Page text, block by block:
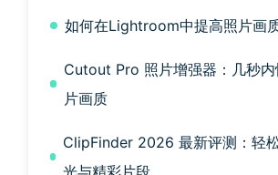
如何在Lightroom中提高照片画
Cutout Pro 照片增强器：几秒内
片画质
ClipFinder 2026 最新评测：轻